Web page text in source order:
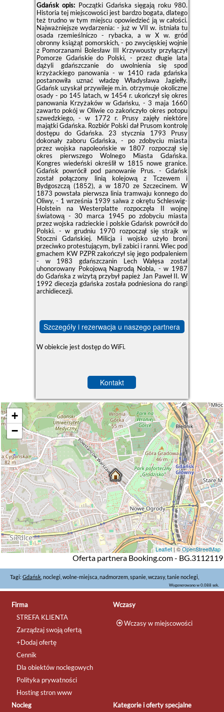
Gdańsk opis: Początki Gdańska sięgają roku 980.
Historia tej miejscowości jest bardzo bogata, dlatego
też trudno w tym miejscu opowiedzieć ją w całości.
Najważniejsze wydarzenia: - już w VII w. istniała tu
osada rzemieślniczo - rybacka, a w X w. gród
obronny książąt pomorskich, - po zwycięskiej wojnie
z Pomorzanami Bolesław III Krzywousty przyłączył
Pomorze Gdańskie do Polski, - przez długie lata
dążyli gdańszczanie do uwolnienia się spod
krzyżackiego panowania - w 1410 rada gdańska
postanowiła uznać władzę Władysława Jagiełły.
Gdańsk uzyskał przywileje m.in. otrzymuje okoliczne
osady - po 145 latach, w 1454 r. ukończył się okres
panowania Krzyżaków w Gdańsku, - 3 maja 1660
zawarto pokój w Oliwie co zakończyło okres potopu
szwedzkiego, - w 1772 r. Prusy zajęły niektóre
majątki Gdańska. Rozbiór Polski dał Prusom kontrolę
dostępu do Gdańska. 23 stycznia 1793 Prusy
dokonały zaboru Gdańska, - po zdobyciu miasta
przez wojska napoleońskie w 1807 rozpoczął się
okres pierwszego Wolnego Miasta Gdańska.
Kongres wiedeński określił w 1815 nowe granice.
Gdańsk powrócił pod panowanie Prus. - Gdańsk
został połączony linią kolejową z Tczewem i
Bydgoszczą (1852), a w 1870 ze Szczecinem. W
1873 powstała pierwsza linia tramwaju konnego do
Oliwy, - 1 września 1939 salwa z okrętu Schleswig-
Holstein na Westerplatte rozpoczęła II wojnę
światową - 30 marca 1945 po zdobyciu miasta
przez wojska radzieckie i polskie Gdańsk powrócił do
Polski. - w grudniu 1970 rozpoczął się strajk w
Stoczni Gdańskiej. Milicja i wojsko użyło broni
przeciwko protestującym, byli zabici i ranni. Wiec pod
gmachem KW PZPR zakończył się jego podpaleniem
- w 1983 gdańszczanin Lech Wałęsa został
uhonorowany Pokojową Nagrodą Nobla, - w 1987
do Gdańska z wizytą przybył papież Jan Paweł II. W
1992 diecezja gdańska została podniesiona do rangi
archidiecezji.
Szczegóły i rezerwacja u naszego partnera
W obiekcie jest dostęp do WiFi.
Kontakt
+
−
Leaflet| ©OpenStreetMap
Oferta partnera Booking.com - BG.3112119
Tagi: Gdańsk , noclegi, wolne-miejsca, nadmorzem, spanie, wczasy, tanie noclegi,
Wygenerowano w 0.088 sek.
Firma
STREFA KLIENTA
Zarządzaj swoją ofertą
+Dodaj ofertę
Cennik
Dla obiektów noclegowych
Polityka prywatności
Hosting stron www
Wczasy
Wczasy w miejscowości
Nocleg Kategorie i oferty specjalne